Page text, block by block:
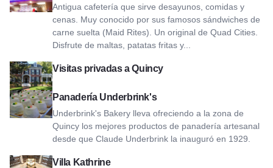
Antigua cafetería que sirve desayunos, comidas y
cenas. Muy conocido por sus famosos sándwiches de
carne suelta (Maid Rites). Un original de Quad Cities.
Disfrute de maltas, patatas fritas y...
Visitas privadas a Quincy
Ver visitas privadas a Quincy
Panadería Underbrink's
Underbrink's Bakery lleva ofreciendo a la zona de
Quincy los mejores productos de panadería artesanal
desde que Claude Underbrink la inauguró en 1929.
Ver Underbrink's Bakery
Villa Kathrine
Ver Villa Kathrine